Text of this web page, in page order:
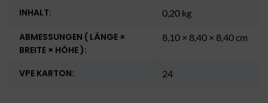
INHALT: 0,20 kg
ABMESSUNGEN ( LÄNGE ×
BREITE × HÖHE ):
8,10 × 8,40 × 8,40 cm
VPE KARTON: 24